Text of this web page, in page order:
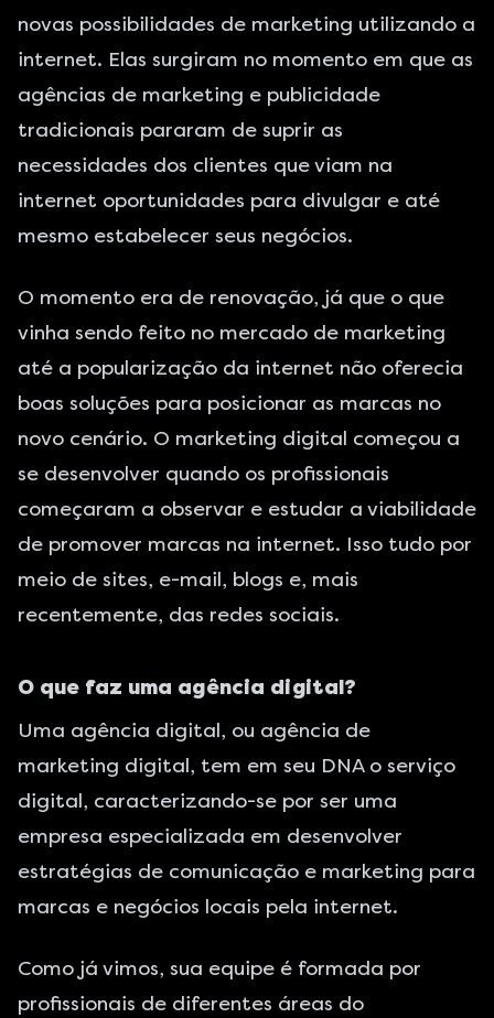
novas possibilidades de marketing utilizando a
internet. Elas surgiram no momento em que as
agências de marketing e publicidade
tradicionais pararam de suprir as
necessidades dos clientes que viam na
internet oportunidades para divulgar e até
mesmo estabelecer seus negócios.
O momento era de renovação, já que o que
vinha sendo feito no mercado de marketing
até a popularização da internet não oferecia
boas soluções para posicionar as marcas no
novo cenário. O marketing digital começou a
se desenvolver quando os profissionais
começaram a observar e estudar a viabilidade
de promover marcas na internet. Isso tudo por
meio de sites, e-mail, blogs e, mais
recentemente, das redes sociais.
O que faz uma agência digital?
Uma agência digital, ou agência de
marketing digital, tem em seu DNA o serviço
digital, caracterizando-se por ser uma
empresa especializada em desenvolver
estratégias de comunicação e marketing para
marcas e negócios locais pela internet.
Como já vimos, sua equipe é formada por
profissionais de diferentes áreas do